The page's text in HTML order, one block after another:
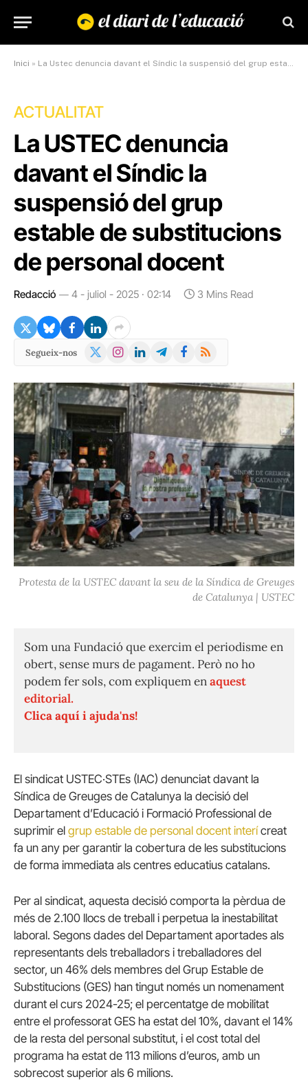
Inici » La Ustec denuncia davant el Síndic la suspensió del grup estable de substitucions de personal docent
ACTUALITAT
La USTEC denuncia
davant el Síndic la
suspensió del grup
estable de substitucions
de personal docent
Redacció 4 - juliol - 2025 · 02:14 3 Mins Read
Segueix-nos
X
Instagram
LinkedInTelegramFacebook
RSS
Protesta de la USTEC davant la seu de la Síndica de Greuges
de Catalunya | USTEC
Som una Fundació que exercim el periodisme en
obert, sense murs de pagament. Però no ho
podem fer sols, com expliquem enaquest
editorial.
Clica aquí i ajuda'ns!
El sindicat USTEC·STEs (IAC) denunciat davant la
Síndica de Greuges de Catalunya la decisió del
Departament d’Educació i Formació Professional de
suprimir el grup estable de personal docent interícreat
fa un any per garantir la cobertura de les substitucions
de forma immediata als centres educatius catalans.
Per al sindicat, aquesta decisió comporta la pèrdua de
més de 2.100 llocs de treball i perpetua la inestabilitat
laboral. Segons dades del Departament aportades als
representants dels treballadors i treballadores del
sector, un 46% dels membres del Grup Estable de
Substitucions (GES) han tingut només un nomenament
durant el curs 2024-25; el percentatge de mobilitat
entre el professorat GES ha estat del 10%, davant el 14%
de la resta del personal substitut, i el cost total del
programa ha estat de 113 milions d’euros, amb un
sobrecost superior als 6 milions.